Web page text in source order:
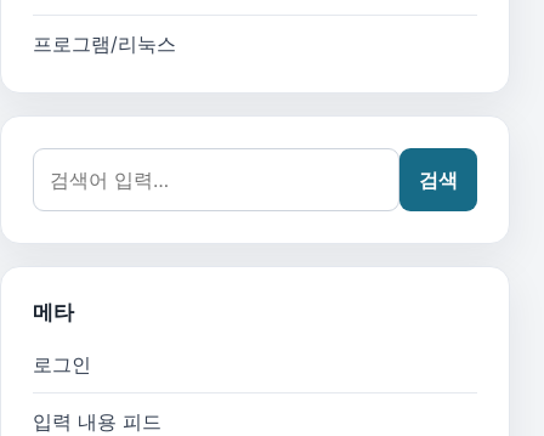
프로그램/리눅스
검색어:
검색
메타
로그인
입력 내용 피드